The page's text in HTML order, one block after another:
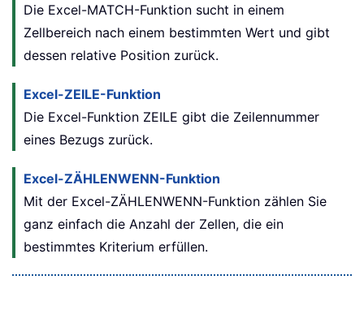
Die Excel-MATCH-Funktion sucht in einem
Zellbereich nach einem bestimmten Wert und gibt
dessen relative Position zurück.
Excel-ZEILE-Funktion
Die Excel-Funktion ZEILE gibt die Zeilennummer
eines Bezugs zurück.
Excel-ZÄHLENWENN-Funktion
Mit der Excel-ZÄHLENWENN-Funktion zählen Sie
ganz einfach die Anzahl der Zellen, die ein
bestimmtes Kriterium erfüllen.